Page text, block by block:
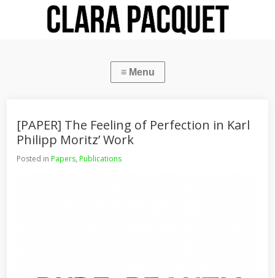
[PAPER] The Feeling of Perfection in Karl
Philipp Moritz’ Work
Posted inPapers,Publications